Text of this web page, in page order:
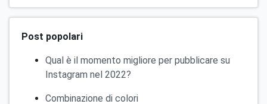
Post popolari
Qual è il momento migliore per pubblicare su
Instagram nel 2022?
Combinazione di colori